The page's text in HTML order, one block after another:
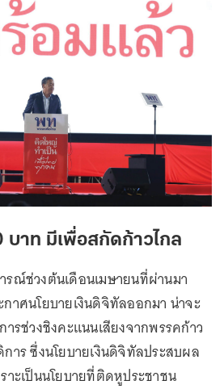
าท มีเพื่อสกัดก้าวไกล
ณ์ช่วงต้นเดือนเมษายนที่ผ่านมา
าศนโยบายเงินดิจิทัลออกมา น่าจะ
ารช่วงชิงคะแนนเสียงจากพรรคก้าว
าร ซึ่งนโยบายเงินดิจิทัลประสบผล
าะเป็นนโยบายที่ติดหูประชาชน